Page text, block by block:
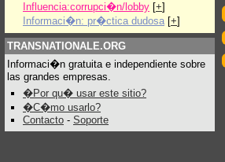
Influencia:corrupci�n/lobby [+]
Informaci�n: pr�ctica dudosa [+]
TRANSNATIONALE.ORG
Informaci�n gratuita e independiente sobre
las grandes empresas.
�Por qu� usar este sitio?
�C�mo usarlo?
Contacto - Soporte